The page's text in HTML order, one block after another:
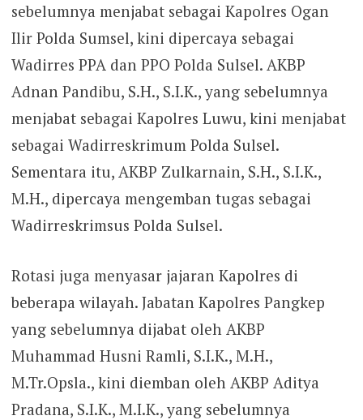
sebelumnya menjabat sebagai Kapolres Ogan
Ilir Polda Sumsel, kini dipercaya sebagai
Wadirres PPA dan PPO Polda Sulsel. AKBP
Adnan Pandibu, S.H., S.I.K., yang sebelumnya
menjabat sebagai Kapolres Luwu, kini menjabat
sebagai Wadirreskrimum Polda Sulsel.
Sementara itu, AKBP Zulkarnain, S.H., S.I.K.,
M.H., dipercaya mengemban tugas sebagai
Wadirreskrimsus Polda Sulsel.
Rotasi juga menyasar jajaran Kapolres di
beberapa wilayah. Jabatan Kapolres Pangkep
yang sebelumnya dijabat oleh AKBP
Muhammad Husni Ramli, S.I.K., M.H.,
M.Tr.Opsla., kini diemban oleh AKBP Aditya
Pradana, S.I.K., M.I.K., yang sebelumnya